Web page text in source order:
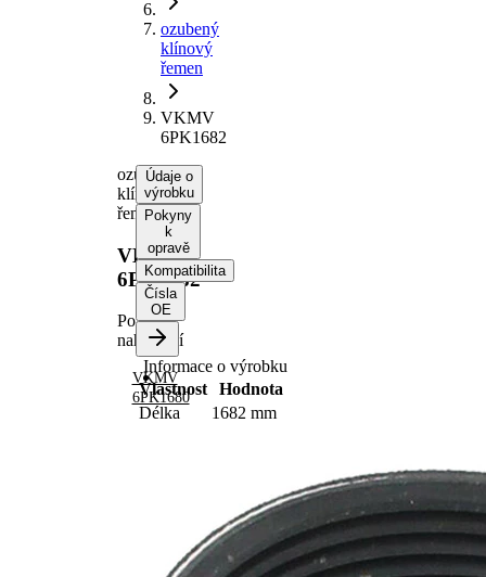
ozubený
klínový
řemen
VKMV
6PK1682
ozubený
klínový
řemen
VKMV
6PK1682
Po
nahrazení
VKMV
6PK1680
Údaje o
výrobku
Pokyny
k
opravě
Kompatibilita
Čísla
OE
Informace o výrobku
Vlastnost
Hodnota
Délka
1682 mm
Žádná
SVHC
substance